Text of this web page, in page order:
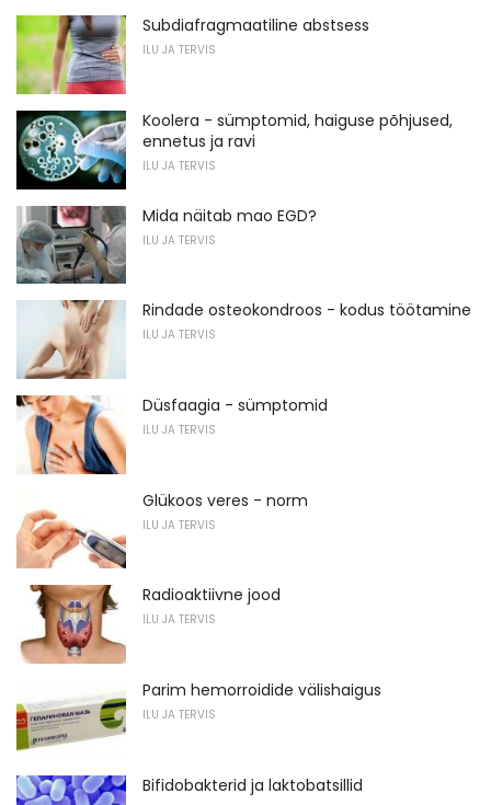
Subdiafragmaatiline abstsess
ILU JA TERVIS
Koolera - sümptomid, haiguse põhjused,
ennetus ja ravi
ILU JA TERVIS
Mida näitab mao EGD?
ILU JA TERVIS
Rindade osteokondroos - kodus töötamine
ILU JA TERVIS
Düsfaagia - sümptomid
ILU JA TERVIS
Glükoos veres - norm
ILU JA TERVIS
Radioaktiivne jood
ILU JA TERVIS
Parim hemorroidide välishaigus
ILU JA TERVIS
Bifidobakterid ja laktobatsillid